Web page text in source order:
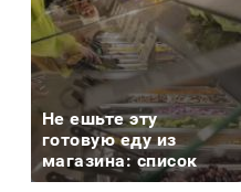
Не ешьте эту
готовую еду из
магазина: список